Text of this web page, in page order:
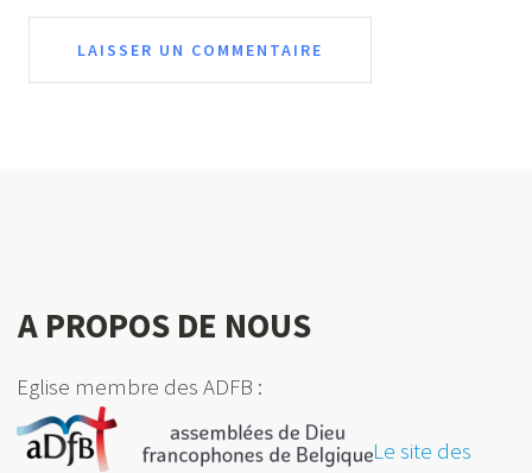
A PROPOS DE NOUS
Eglise membre des ADFB :
Le site des